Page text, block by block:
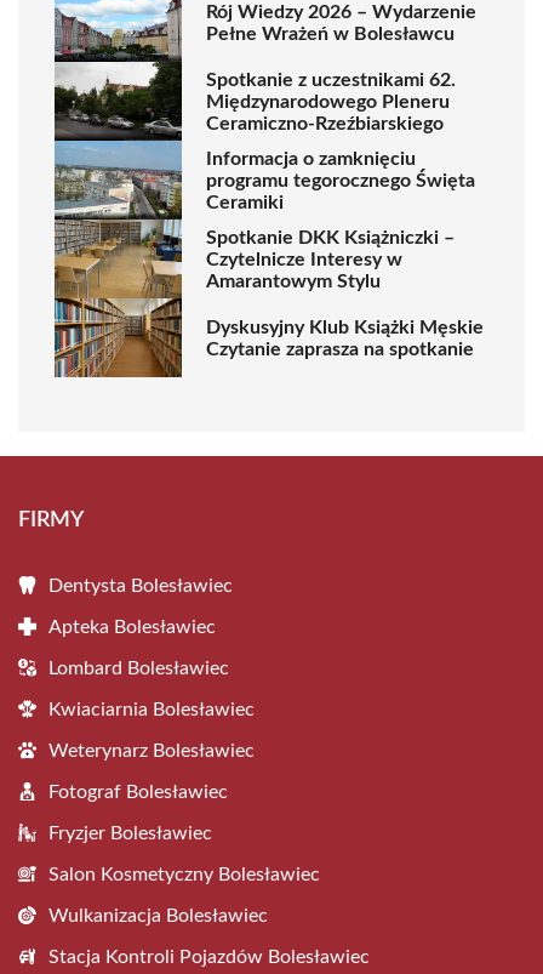
Rój Wiedzy 2026 – Wydarzenie
Pełne Wrażeń w Bolesławcu
Spotkanie z uczestnikami 62.
Międzynarodowego Pleneru
Ceramiczno-Rzeźbiarskiego
Informacja o zamknięciu
programu tegorocznego Święta
Ceramiki
Spotkanie DKK Książniczki –
Czytelnicze Interesy w
Amarantowym Stylu
Dyskusyjny Klub Książki Męskie
Czytanie zaprasza na spotkanie
FIRMY
Dentysta Bolesławiec
Apteka Bolesławiec
Lombard Bolesławiec
Kwiaciarnia Bolesławiec
Weterynarz Bolesławiec
Fotograf Bolesławiec
Fryzjer Bolesławiec
Salon Kosmetyczny Bolesławiec
Wulkanizacja Bolesławiec
Stacja Kontroli Pojazdów Bolesławiec